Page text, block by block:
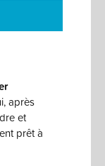
après
et
prêt à